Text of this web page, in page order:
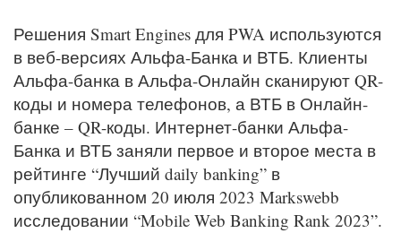
Решения Smart Engines для PWA используются
в веб-версиях Альфа-Банка и ВТБ. Клиенты
Альфа-банка в Альфа-Онлайн сканируют QR-
коды и номера телефонов, а ВТБ в Онлайн-
банке – QR-коды. Интернет-банки Альфа-
Банка и ВТБ заняли первое и второе места в
рейтинге “Лучший daily banking” в
опубликованном 20 июля 2023 Markswebb
исследовании “Mobile Web Banking Rank 2023”.